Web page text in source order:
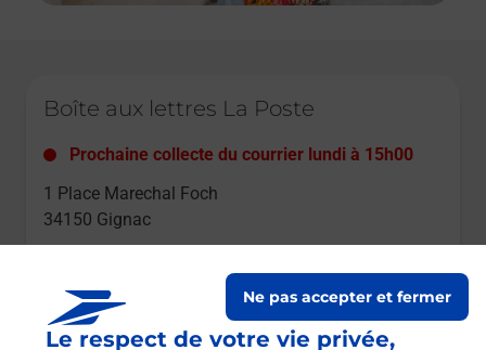
Le respect de votre vie privée,
Ne pas accepter et fermer
Boîte aux lettres La Poste
Prochaine collecte du courrier lundi à 15h00
1 Place Marechal Foch
34150 Gignac
Le lien s'ouvre dans un nouvel onglet